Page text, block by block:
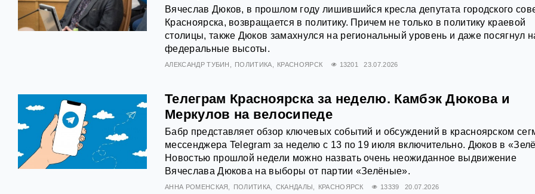
Вячеслав Дюков, в прошлом году лишившийся кресла депутата городского
Красноярска, возвращается в политику. Причем не только в политику краевой
столицы, также Дюков замахнулся на региональный уровень и даже посягнул
федеральные высоты.
АЛЕКСАНДР ТУБИН ПОЛИТИКА КРАСНОЯРСК 13201 23.07.2026
Телеграм Красноярска за неделю. Камбэк Дюкова и
Меркулов на велосипеде
Бабр представляет обзор ключевых событий и обсуждений в красноярском
мессенджера Telegram за неделю с 13 по 19 июля включительно. Дюков в
Новостью прошлой недели можно назвать очень неожиданное выдвижение
Вячеслава Дюкова на выборы от партии «Зелёные».
АННА РОМЕНСКАЯ ПОЛИТИКА СКАНДАЛЫ КРАСНОЯРСК 13339 20.07.2026